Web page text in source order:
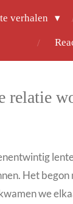
verhalen
relatie
Het
we